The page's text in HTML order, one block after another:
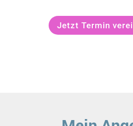
Jetzt Termin